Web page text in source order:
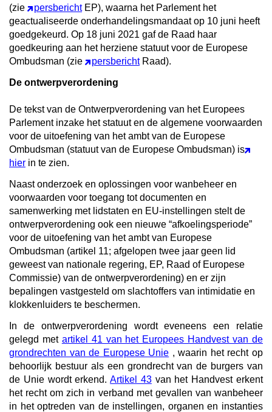
(zie
persbericht EP), waarna het Parlement het
geactualiseerde onderhandelingsmandaat op 10 juni heeft
goedgekeurd. Op 18 juni 2021 gaf de Raad haar
goedkeuring aan het herziene statuut voor de Europese
Ombudsman (zie
persbericht Raad).
De ontwerpverordening
De tekst van de Ontwerpverordening van het Europees
Parlement inzake het statuut en de algemene voorwaarden
voor de uitoefening van het ambt van de Europese
Ombudsman (statuut van de Europese Ombudsman) is
hier in te zien.
Naast onderzoek en oplossingen voor wanbeheer en
voorwaarden voor toegang tot documenten en
samenwerking met lidstaten en EU-instellingen stelt de
ontwerpverordening ook een nieuwe “afkoelingsperiode”
voor de uitoefening van het ambt van Europese
Ombudsman (artikel 11; afgelopen twee jaar geen lid
geweest van nationale regering, EP, Raad of Europese
Commissie) van de ontwerpverordening) en er zijn
bepalingen vastgesteld om slachtoffers van intimidatie en
klokkenluiders te beschermen.
In de ontwerpverordening wordt eveneens een relatie
gelegd met artikel 41 van het Europees Handvest van de
grondrechten van de Europese Unie , waarin het recht op
behoorlijk bestuur als een grondrecht van de burgers van
de Unie wordt erkend.Artikel 43 van het Handvest erkent
het recht om zich in verband met gevallen van wanbeheer
in het optreden van de instellingen, organen en instanties